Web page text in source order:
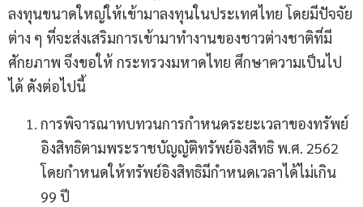
ลงทุนขนาดใหญ่ให้เข้ามาลงทุนในประเทศไทย โดยมีปัจจัย
ต่าง ๆ ที่จะส่งเสริมการเข้ามาทำงานของชาวต่างชาติที่มี
ศักยภาพ จึงขอให้ กระทรวงมหาดไทย ศึกษาความเป็นไป
ได้ ดังต่อไปนี้
การพิจารณาทบทวนการกำหนดระยะเวลาของทรัพย์
อิงสิทธิตามพระราชบัญญัติทรัพย์อิงสิทธิ พ.ศ. 2562
โดยกำหนดให้ทรัพย์อิงสิทธิมีกำหนดเวลาได้ไม่เกิน
99 ปี